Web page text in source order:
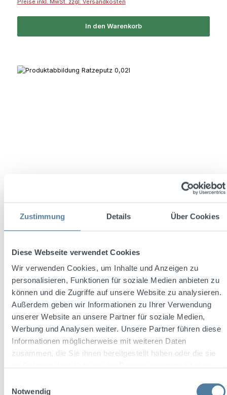
Zustimmung Details Über Cookies
Diese Webseite verwendet Cookies
Wir verwenden Cookies, um Inhalte und Anzeigen zu
personalisieren, Funktionen für soziale Medien anbieten zu
können und die Zugriffe auf unsere Website zu analysieren.
Außerdem geben wir Informationen zu Ihrer Verwendung
unserer Website an unsere Partner für soziale Medien,
Werbung und Analysen weiter. Unsere Partner führen diese
Informationen möglicherweise mit weiteren Daten
zusammen, die Sie ihnen bereitgestellt haben oder die sie
Notwendig
Preise inkl. MwSt. zzgl. Versandkosten
In den Warenkorb
Durchschnittliche Bewertung von 5 von 5 Sternen
Ratzeputz 0,02l 58% Vol.
0.02 Liter
Regulärer Preis:
1,69 €